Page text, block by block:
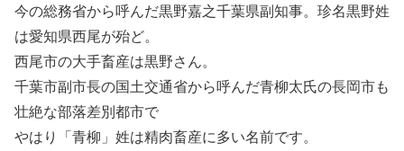
今の総務省から呼んだ黒野嘉之千葉県副知事。珍名黒野姓
は愛知県西尾が殆ど。
西尾市の大手畜産は黒野さん。
千葉市副市長の国土交通省から呼んだ青柳太氏の長岡市も
壮絶な部落差別都市で
やはり「青柳」姓は精肉畜産に多い名前です。